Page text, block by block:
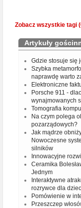
Zobacz wszystkie tagi
Artykuły
Gdzie stosuje się
Szybka
naprawdę warto
Elektroniczne
Porsche 911 -
wynajmowanych
Tomografia
Na czym polega
pozarządowych?
Jak mądrze
Nowoczesne
silników
Innowacyjne
Ceramika
Jednym
Interaktywne
rozrywce dla
Pomówienie w
Przeszczep